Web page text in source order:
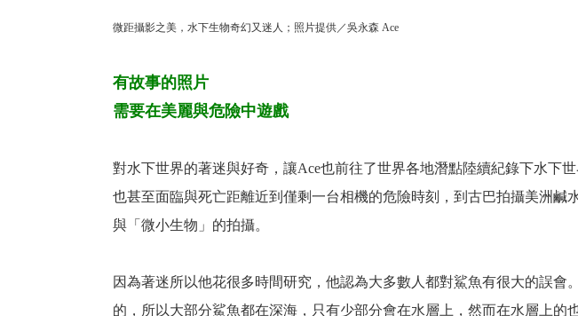
微距攝影之美，水下生物奇幻又迷人；照片提供／吳永森 Ace
有故事的照片
需要在美麗與危險中遊戲
對水下世界的著迷與好奇，讓Ace也前往了世界各地潛點陸續紀錄下水下
也甚至面臨與死亡距離近到僅剩一台相機的危險時刻，到古巴拍攝美洲鹹
與「微小生物」的拍攝。
因為著迷所以他花很多時間研究，他認為大多數人都對鯊魚有很大的誤
的，所以大部分鯊魚都在深海，只有少部分會在水層上，然而在水層上